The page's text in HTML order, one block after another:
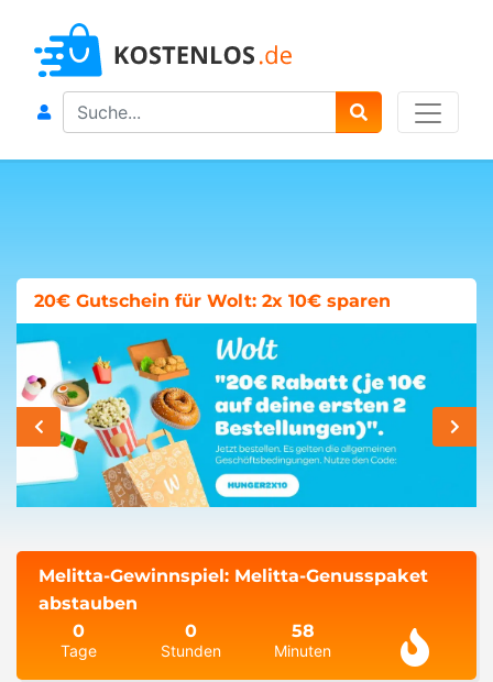
Search
20€ Gutschein für Wolt: 2x 10€ sparen
Melitta-Gewinnspiel: Melitta-Genusspaket
abstauben
0
Tage
0
Stunden
58
Minuten